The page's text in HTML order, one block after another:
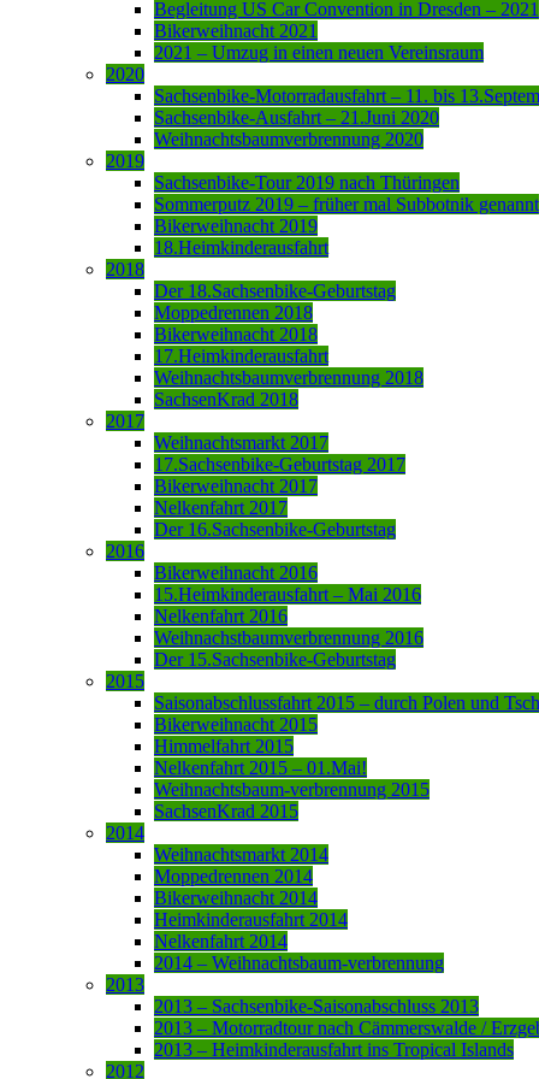
Begleitung US Car Convention in Dresden – 2021
Bikerweihnacht 2021
2021 – Umzug in einen neuen Vereinsraum
2020
Sachsenbike-Motorradausfahrt – 11. bis
Sachsenbike-Ausfahrt – 21.Juni 2020
Weihnachtsbaumverbrennung 2020
2019
Sachsenbike-Tour 2019 nach Thüringen
Sommerputz 2019 – früher mal Subbotnik genannt
Bikerweihnacht 2019
18.Heimkinderausfahrt
2018
Der 18.Sachsenbike-Geburtstag
Moppedrennen 2018
Bikerweihnacht 2018
17.Heimkinderausfahrt
Weihnachtsbaumverbrennung 2018
SachsenKrad 2018
2017
Weihnachtsmarkt 2017
17.Sachsenbike-Geburtstag 2017
Bikerweihnacht 2017
Nelkenfahrt 2017
Der 16.Sachsenbike-Geburtstag
2016
Bikerweihnacht 2016
15.Heimkinderausfahrt – Mai 2016
Nelkenfahrt 2016
Weihnachstbaumverbrennung 2016
Der 15.Sachsenbike-Geburtstag
2015
Saisonabschlussfahrt 2015 – durch Polen und
Bikerweihnacht 2015
Himmelfahrt 2015
Nelkenfahrt 2015 – 01.Mai!
Weihnachtsbaum-verbrennung 2015
SachsenKrad 2015
2014
Weihnachtsmarkt 2014
Moppedrennen 2014
Bikerweihnacht 2014
Heimkinderausfahrt 2014
Nelkenfahrt 2014
2014 – Weihnachtsbaum-verbrennung
2013
2013 – Sachsenbike-Saisonabschluss 2013
2013 – Motorradtour nach Cämmerswalde /
2013 – Heimkinderausfahrt ins Tropical Islands
2012